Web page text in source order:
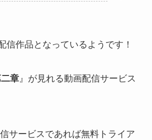
信作品となっているようです！
章』が見れる動画配信サービス
サービスであれば無料トライア